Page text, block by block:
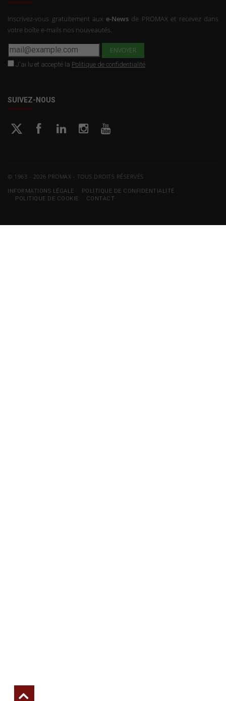
Inscrivez-vous gratuitement aux e-Newsde PROMAX et recevez dans
votre boîte e-mails nos nouveautés.
J'ai lu et accepté la Politique de confidentialité
SUIVEZ-NOUS
© 1963 - 2026 PROMAX - TOUS DROITS RÉSERVÉS
INFORMATIONS LÉGALE
POLITIQUE DE CONFIDENTIALITÉ
POLITIQUE DE COOKIE
CONTACT